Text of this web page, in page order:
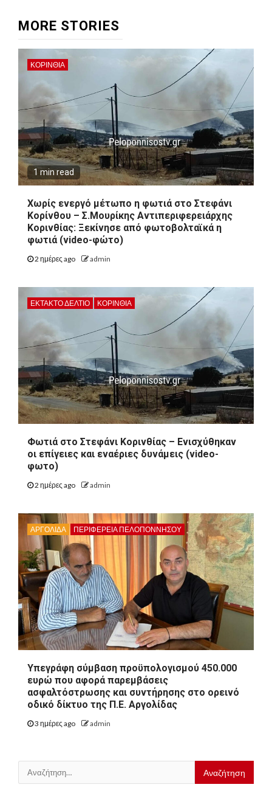
MORE STORIES
ΚΟΡΙΝΘΊΑ
1 min read
Χωρίς ενεργό μέτωπο η φωτιά στο Στεφάνι
Κορίνθου – Σ.Μουρίκης Αντιπεριφερειάρχης
Κορινθίας: Ξεκίνησε από φωτοβολταϊκά η
φωτιά (video-φώτο)
2 ημέρες ago admin
ΕΚΤΑΚΤΟ ΔΕΛΤΙΟ ΚΟΡΙΝΘΊΑ
Φωτιά στο Στεφάνι Κορινθίας – Ενισχύθηκαν
οι επίγειες και εναέριες δυνάμεις (video-
φωτο)
2 ημέρες ago admin
ΑΡΓΟΛΙΔΑ ΠΕΡΙΦΈΡΕΙΑ ΠΕΛΟΠΟΝΝΉΣΟΥ
Υπεγράφη σύμβαση προϋπολογισμού 450.000
ευρώ που αφορά παρεμβάσεις
ασφαλτόστρωσης και συντήρησης στο ορεινό
οδικό δίκτυο της Π.Ε. Αργολίδας
3 ημέρες ago admin
Αναζήτηση
για: